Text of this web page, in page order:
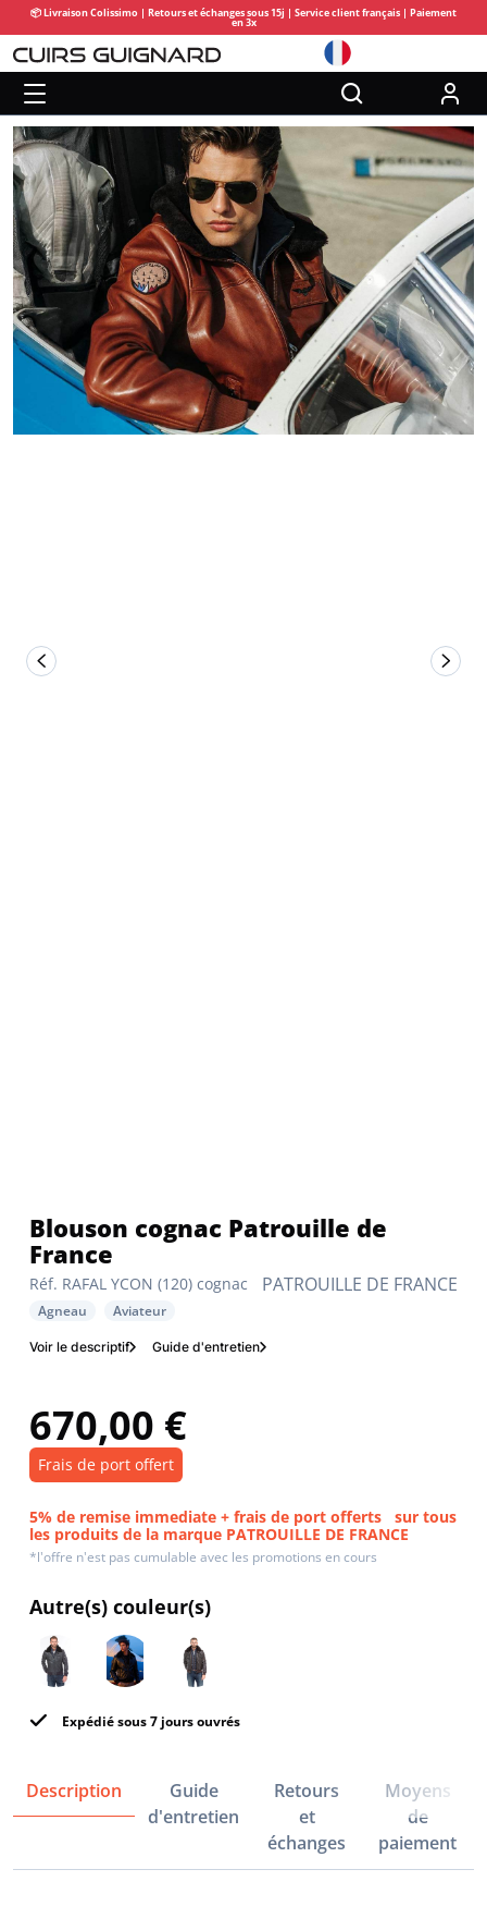
📦 Livraison Colissimo | Retours et échanges sous 15j | Service client français | Paiement
en 3x
PATROUILLE DE FRANCE
Réf. RAFAL YCON (120) cognac
Blouson cognac Patrouille de
France
Agneau Aviateur
Voir le descriptif Guide d'entretien
670,00 €
Frais de port offert
5% de remise immediate + frais de port offerts sur tous
les produits de la marque PATROUILLE DE FRANCE
*l'offre n'est pas cumulable avec les promotions en cours
Autre(s) couleur(s)
Expédié sous 7 jours ouvrés
Description
Guide
d'entretien
Retours
et
échanges
Moyens
de
paiement